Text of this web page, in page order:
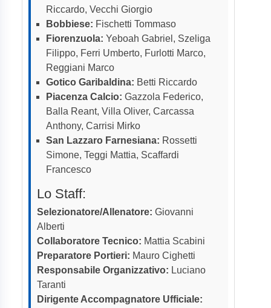
Riccardo, Vecchi Giorgio
Bobbiese: Fischetti Tommaso
Fiorenzuola: Yeboah Gabriel, Szeliga
Filippo, Ferri Umberto, Furlotti Marco,
Reggiani Marco
Gotico Garibaldina: Betti Riccardo
Piacenza Calcio: Gazzola Federico,
Balla Reant, Villa Oliver, Carcassa
Anthony, Carrisi Mirko
San Lazzaro Farnesiana: Rossetti
Simone, Teggi Mattia, Scaffardi
Francesco
Lo Staff:
Selezionatore/Allenatore: Giovanni
Alberti
Collaboratore Tecnico: Mattia Scabini
Preparatore Portieri: Mauro Cighetti
Responsabile Organizzativo: Luciano
Taranti
Dirigente Accompagnatore Ufficiale: